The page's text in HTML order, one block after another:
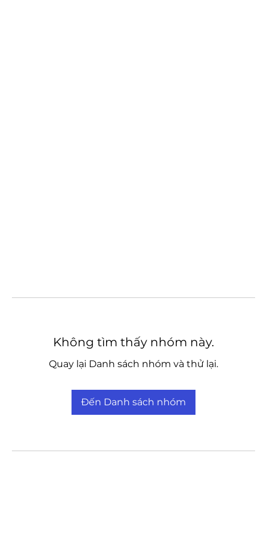
Không tìm thấy nhóm này.
Quay lại Danh sách nhóm và thử lại.
Đến Danh sách nhóm